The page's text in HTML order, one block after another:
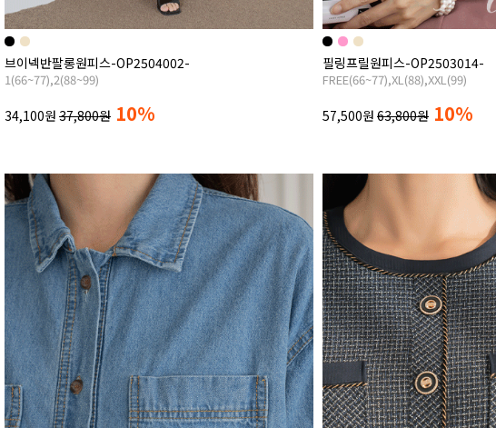
브이넥반팔롱원피스-OP2504002-
1(66~77),2(88~99)
34,100원 37,800원 10%
필링프릴원피스-OP2503014-
FREE(66~77),XL(88),XXL(99)
57,500원 63,800원 10%